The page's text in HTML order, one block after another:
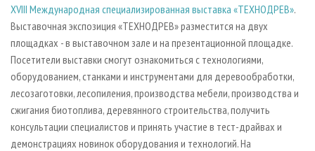
XVIII Международная специализированная выставка «ТЕХНОДРЕВ».
Выставочная экспозиция «ТЕХНОДРЕВ» разместится на двух
площадках - в выставочном зале и на презентационной площадке.
Посетители выставки смогут ознакомиться с технологиями,
оборудованием, станками и инструментами для деревообработки,
лесозаготовки, лесопиления, производства мебели, производства и
сжигания биотоплива, деревянного строительства, получить
консультации специалистов и принять участие в тест-драйвах и
демонстрациях новинок оборудования и технологий. На